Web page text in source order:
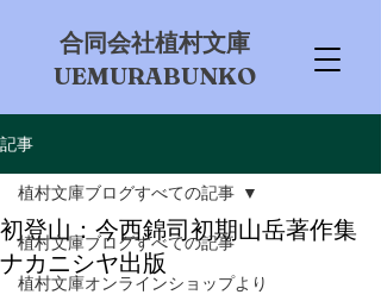
​合同会社植村文庫
UEMURABUNKO
記事
植村文庫ブログすべての記事
植村文庫オンラインショップより
植村文庫ブログすべての記事
初登山：今西錦司初期山岳著作集
ナカニシヤ出版